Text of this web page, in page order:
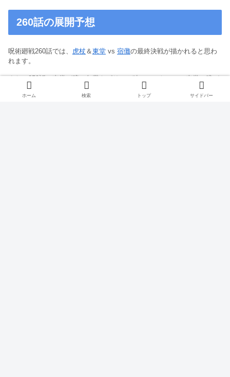
260話の展開予想
呪術廻戦260話では、 虎杖＆東堂 vs 宿儺の最終決戦が描かれると思わ
れます。
また、259話で東堂が腕の包帯をビリッと破いていたので、東堂の腕が
どうなっているのかも明らかになると思われます。
ホーム 検索 トップ サイドバー